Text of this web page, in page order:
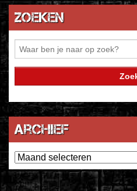
Zoeken
Archief
Archief